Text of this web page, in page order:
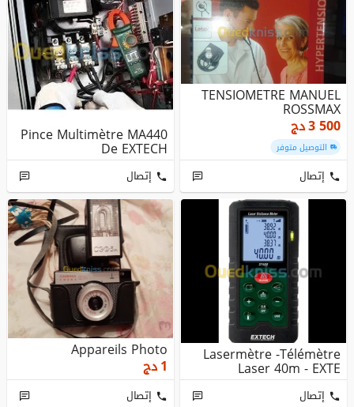
TENSIOMETRE MANUEL
ROSSMAX
3 500دج
التوصيل متوفر
إتصال
Pince Multimètre MA440
De EXTECH
إتصال
Lasermètre -Télémètre
Laser 40m - EXTE
إتصال
Appareils Photo
1دج
إتصال